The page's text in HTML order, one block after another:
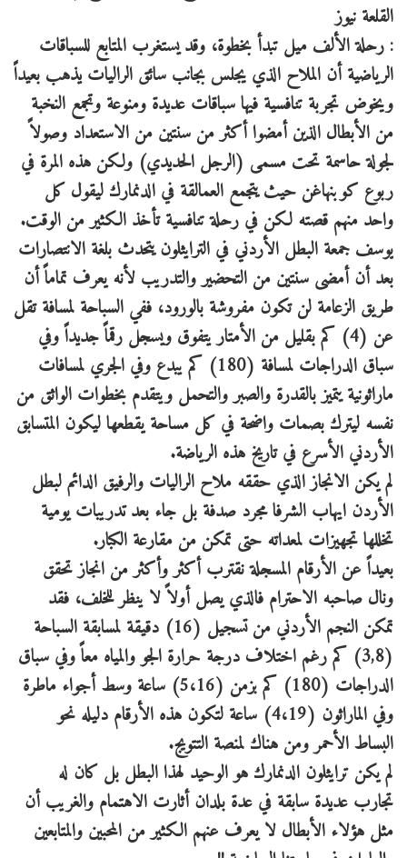
القلعة نيوز
: رحلة الألف ميل تبدأ بخطوة، وقد يستغرب المتابع للسباقات
الرياضية أن الملاح الذي يجلس بجانب سائق الراليات يذهب بعيداً
ويخوض تجربة تنافسية فيها سباقات عديدة ومنوعة وتجمع النخبة
من الأبطال الذين أمضوا أكثر من سنتين من الاستعداد وصولاً
لجولة حاسمة تحت مسمى (الرجل الحديدي) ولكن هذه المرة في
ربوع كوبنهاغن حيث يتجمع العمالقة في الدنمارك ليقول كل
واحد منهم قصته لكن في رحلة تنافسية تأخذ الكثير من الوقت.
يوسف جمعة البطل الأردني في الترايثلون يتحدث بلغة الانتصارات
بعد أن أمضى سنتين من التحضير والتدريب لأنه يعرف تماماً أن
طريق الزعامة لن تكون مفروشة بالورود، ففي السباحة لمسافة تقل
عن (4) كم بقليل من الأمتار يتفوق ويسجل رقماً جديداً وفي
سباق الدراجات لمسافة (180) كم يبدع وفي الجري لمسافات
ماراثونية يتميز بالقدرة والصبر والتحمل ويتقدم بخطوات الواثق من
نفسه ليترك بصمات واضحة في كل مساحة يقطعها ليكون المتسابق
الأردني الأسرع في تاريخ هذه الرياضة.
لم يكن الانجاز الذي حققه ملاح الراليات والرفيق الدائم لبطل
الأردن ايهاب الشرفا مجرد صدفة بل جاء بعد تدريبات يومية
تخللها تجهيزات لمعداته حتى تمكن من مقارعة الكبار.
بعيداً عن الأرقام المسجلة نقترب أكثر وأكثر من انجاز تحقق
ونال صاحبه الاحترام فالذي يصل أولاً لا ينظر للخلف، فقد
تمكن النجم الأردني من تسجيل (16) دقيقة لمسابقة السباحة
(3,8) كم رغم اختلاف درجة حرارة الجو والمياه معاً وفي سباق
الدراجات (180) كم بزمن (5،16) ساعة وسط أجواء ماطرة
وفي الماراثون (4،19) ساعة لتكون هذه الأرقام دليله نحو
البساط الأحمر ومن هناك لمنصة التتويج.
لم يكن ترايثلون الدنمارك هو الوحيد لهذا البطل بل كان له
تجارب عديدة سابقة في عدة بلدان أثارت الاهتمام والغريب أن
مثل هؤلاء الأبطال لا يعرف عنهم الكثير من المحبين والمتابعين